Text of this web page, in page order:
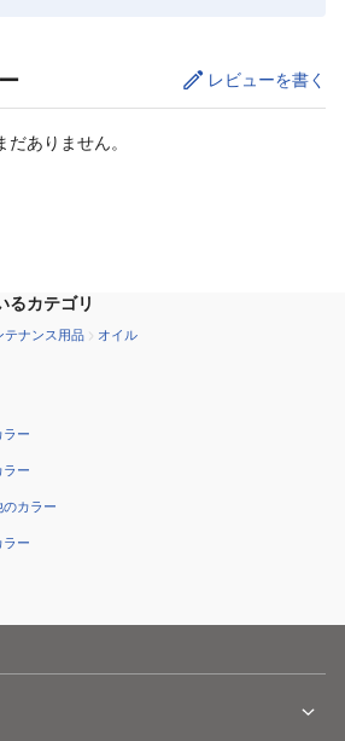
レビューを書く
ありません。
るカテゴリ
テナンス用品 オイル
ラー
ー
カラー
ー